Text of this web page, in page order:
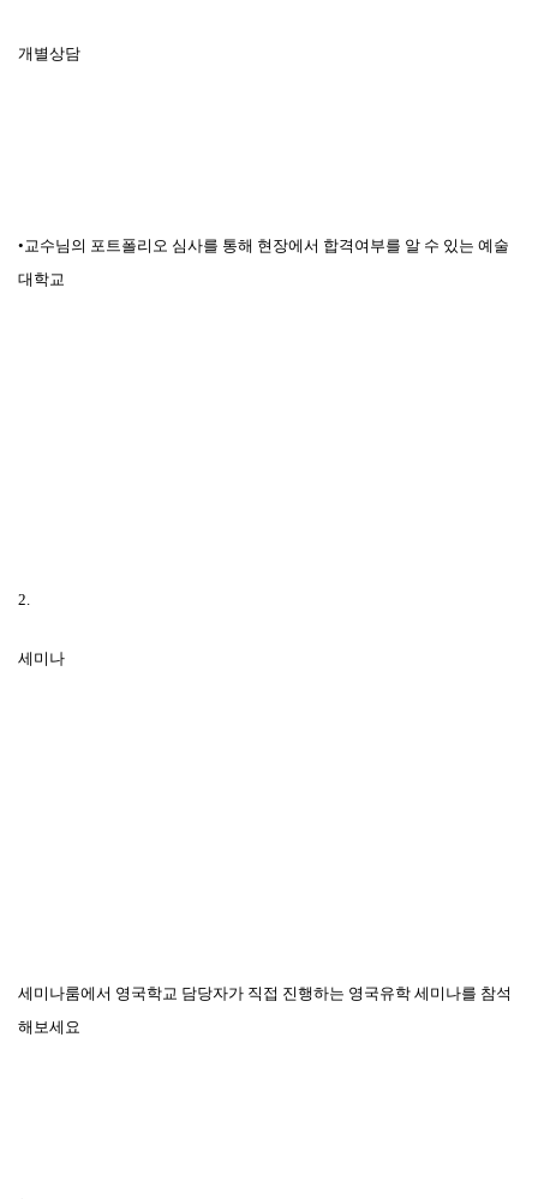
개별상담
•교수님의 포트폴리오 심사를 통해 현장에서 합격여부를 알 수 있는 예술
대학교
2.
세미나
세미나룸에서 영국학교 담당자가 직접 진행하는 영국유학 세미나를 참석
해보세요